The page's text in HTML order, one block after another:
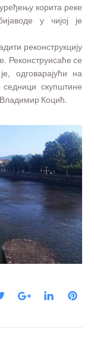
корита реке
у чијој је
реконструкцију
Реконструисаће се
одговарајући на
скупштине
Коцић.